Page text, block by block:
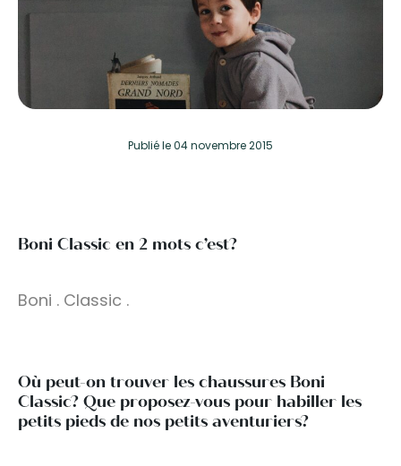
Publiéle 04 novembre 2015
Boni Classic en 2 mots c’est?
Boni . Classic .
Où peut-on trouver les chaussures Boni
Classic? Que proposez-vous pour habiller les
petits pieds de nos petits aventuriers?